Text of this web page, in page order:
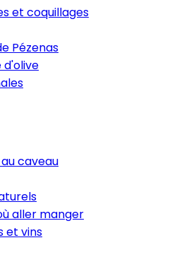
et coquillages
Pézenas
d'olive
caveau
aller manger
et vins